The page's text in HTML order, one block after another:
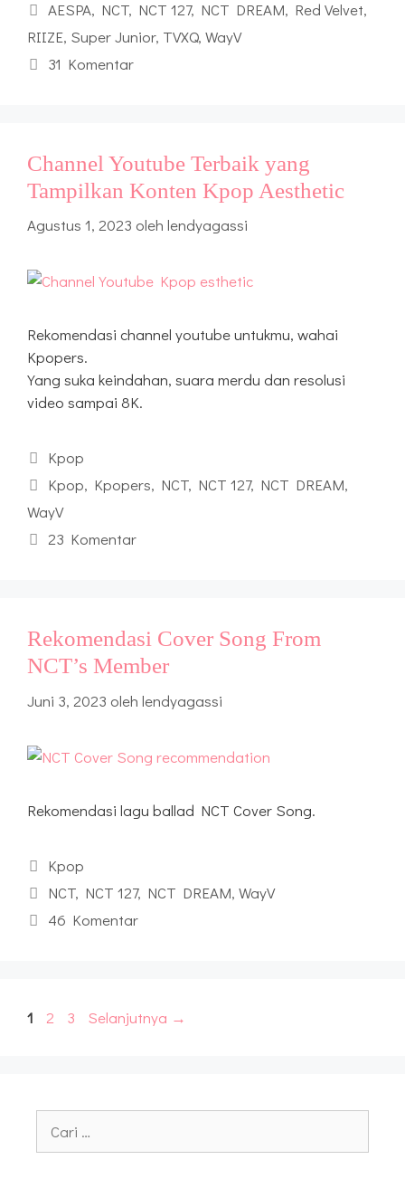
Tag
AESPA, NCT, NCT 127, NCT DREAM, Red Velvet,
RIIZE, Super Junior, TVXQ, WayV
31 Komentar
Channel Youtube Terbaik yang
Tampilkan Konten Kpop Aesthetic
Agustus 1, 2023 oleh lendyagassi
Rekomendasi channel youtube untukmu, wahai
Kpopers.
Yang suka keindahan, suara merdu dan resolusi
video sampai 8K.
Kategori
Kpop
Tag
Kpop, Kpopers, NCT, NCT 127, NCT DREAM,
WayV
23 Komentar
Rekomendasi Cover Song From
NCT’s Member
Juni 3, 2023 oleh lendyagassi
Rekomendasi lagu ballad NCT Cover Song.
Kategori
Kpop
Tag
NCT, NCT 127, NCT DREAM,WayV
46 Komentar
Halaman
1 Halaman
2 Halaman
3 Selanjutnya →
untuk: